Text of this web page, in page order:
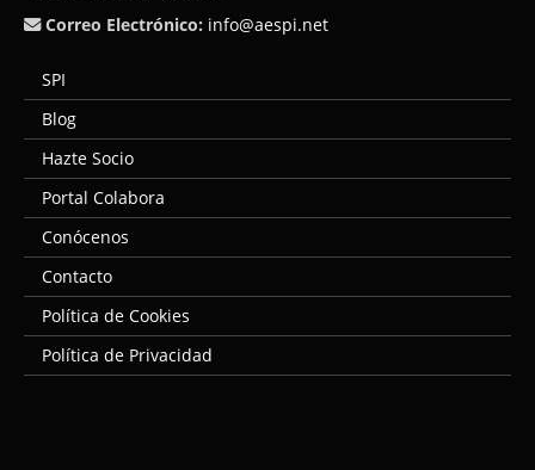
Correo Electrónico: info@aespi.net
SPI
Blog
Hazte Socio
Portal Colabora
Conócenos
Contacto
Política de Cookies
Política de Privacidad